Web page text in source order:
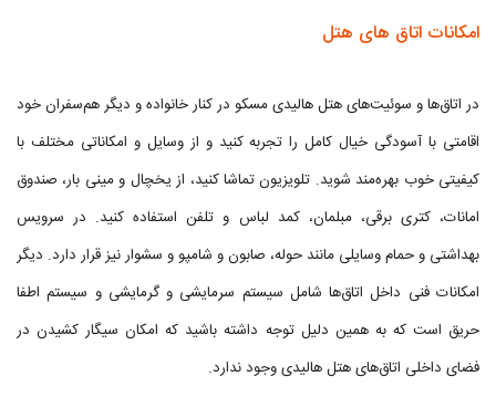
امکانات اتاق های هتل
در اتاق‌ها و سوئیت‌های هتل هالیدی مسکو در کنار خانواده و دیگر هم‌سفران خود
اقامتی با آسودگی خیال کامل را تجربه کنید و از وسایل و امکاناتی مختلف با
کیفیتی خوب بهره‌مند شوید. تلویزیون تماشا کنید، از یخچال و مینی بار، صندوق
امانات، کتری برقی، مبلمان، کمد لباس و تلفن استفاده کنید. در سرویس
بهداشتی و حمام وسایلی مانند حوله، صابون و شامپو و سشوار نیز قرار دارد. دیگر
امکانات فنی داخل اتاق‌ها شامل سیستم سرمایشی و گرمایشی و سیستم اطفا
حریق است که به همین دلیل توجه داشته باشید که امکان سیگار کشیدن در
فضای داخلی اتاق‌های هتل هالیدی وجود ندارد.